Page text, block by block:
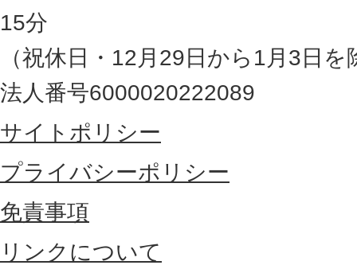
県
の
最
東
部
に
位
置
す
15分
（祝休日・12月29日から1月3日を
法人番号6000020222089
サイトポリシー
プライバシーポリシー
免責事項
リンクについて